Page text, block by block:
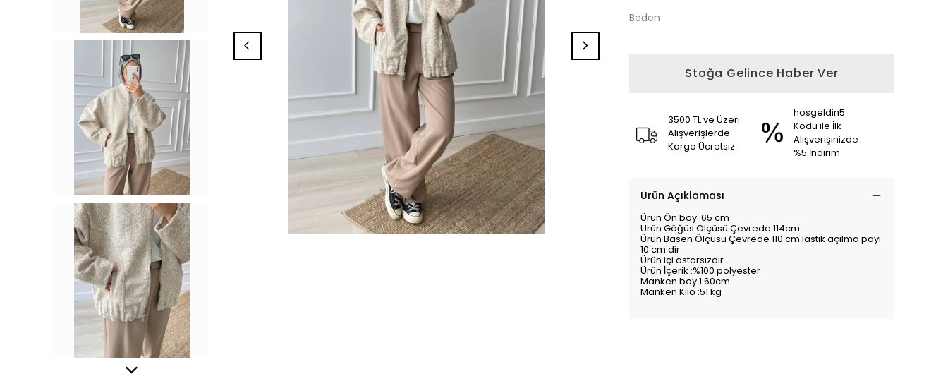
Beden
Stoğa Gelince Haber Ver
3500 TL ve Üzeri
Alışverişlerde
Kargo Ücretsiz
hosgeldin5
Kodu ile İlk
Alışverişinizde
%5 İndirim
Ürün Açıklaması
Ürün Ön boy :65 cm
Ürün Göğüs Ölçüsü Çevrede 114cm
Ürün Basen Ölçüsü Çevrede 110 cm lastik açılma payı
10 cm dir.
Ürün içi astarsızdır
Ürün İçerik :%100 polyester
Manken boy:1.60cm
Manken Kilo :51 kg